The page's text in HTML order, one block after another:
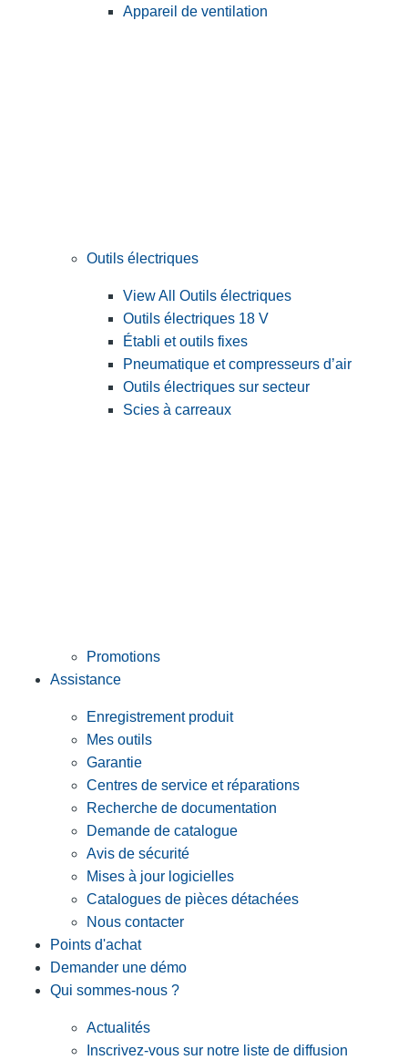
Appareil de ventilation
Outils électriques
View All Outils électriques
Outils électriques 18 V
Établi et outils fixes
Pneumatique et compresseurs d’air
Outils électriques sur secteur
Scies à carreaux
Promotions
Assistance
Enregistrement produit
Mes outils
Garantie
Centres de service et réparations
Recherche de documentation
Demande de catalogue
Avis de sécurité
Mises à jour logicielles
Catalogues de pièces détachées
Nous contacter
Points d'achat
Demander une démo
Qui sommes-nous ?
Actualités
Inscrivez-vous sur notre liste de diffusion